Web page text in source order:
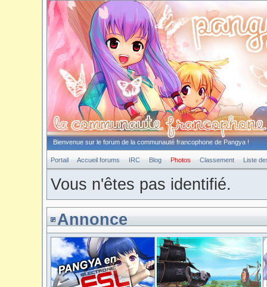
Bienvenue sur le forum de la communauté francophone de Pangya !
Portail Accueil forums IRC Blog Photos Classement Liste
Vous n'êtes pas identifié.
Annonce